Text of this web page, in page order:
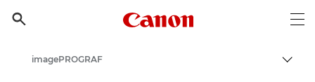

Canon Logo, back to
imagePROGRAF